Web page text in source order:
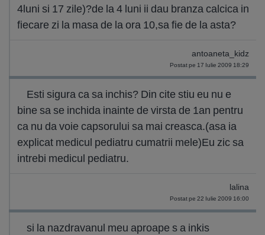
4luni si 17 zile)?de la 4 luni ii dau branza calcica in
fiecare zi la masa de la ora 10,sa fie de la asta?
antoaneta_kidz
Postat pe 17 Iulie 2009 18:29
Esti sigura ca sa inchis? Din cite stiu eu nu e
bine sa se inchida inainte de virsta de 1an pentru
ca nu da voie capsorului sa mai creasca.(asa ia
explicat medicul pediatru cumatrii mele)Eu zic sa
intrebi medicul pediatru.
lalina
Postat pe 22 Iulie 2009 16:00
si la nazdravanul meu aproape s a inkis